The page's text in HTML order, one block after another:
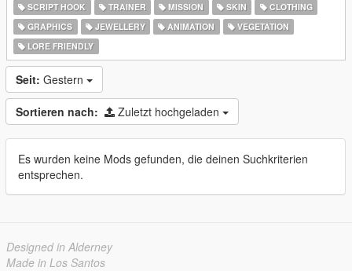
SCRIPT HOOK
TRAINER MISSION SKIN
CLOTHING
GRAPHICS
JEWELLERY ANIMATION
VEGETATION
LORE FRIENDLY
Seit: Gestern
Sortieren nach: Zuletzt hochgeladen
Es wurden keine Mods gefunden, die deinen Suchkriterien
entsprechen.
Designed in Alderney
Made in Los Santos